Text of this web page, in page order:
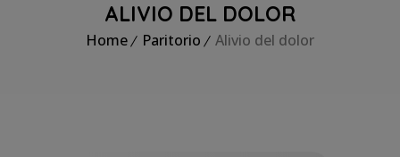
ALIVIO DEL DOLOR
Home Paritorio Alivio del dolor